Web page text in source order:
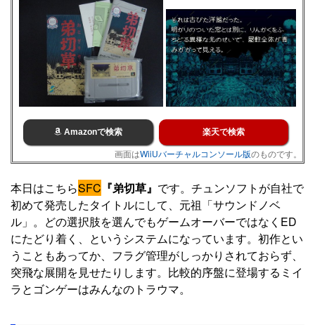
Amazonで検索 楽天で検索
画面はWiiUバーチャルコンソール版のものです。
本日はこちらSFC 『弟切草』 です。チュンソフトが自社で
初めて発売したタイトルにして、元祖「サウンドノベ
ル」。どの選択肢を選んでもゲームオーバーではなくED
にたどり着く、というシステムになっています。初作とい
うこともあってか、フラグ管理がしっかりされておらず、
突飛な展開を見せたりします。比較的序盤に登場するミイ
ラとゴンゲーはみんなのトラウマ。